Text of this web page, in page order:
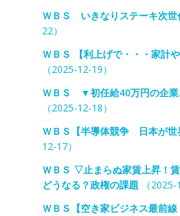
ＷＢＳ いきなりステーキ次世
22）
ＷＢＳ 【利上げで・・・家計
（2025-12-19）
ＷＢＳ ▼初任給40万円の企業
（2025-12-18）
ＷＢＳ【半導体競争 日本が世
12-17）
ＷＢＳ ▽止まらぬ家賃上昇！
どうなる？政権の課題 （2025-
ＷＢＳ【空き家ビジネス最前